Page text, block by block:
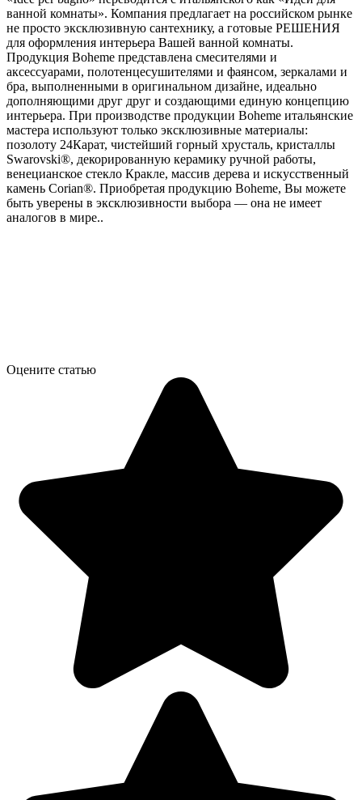
ванной комнаты». Компания предлагает на российском рынке
не просто эксклюзивную сантехнику, а готовые РЕШЕНИЯ
для оформления интерьера Вашей ванной комнаты.
Продукция Boheme представлена смесителями и
аксессуарами, полотенцесушителями и фаянсом, зеркалами и
бра, выполненными в оригинальном дизайне, идеально
дополняющими друг друг и создающими единую концепцию
интерьера. При производстве продукции Boheme итальянские
мастера используют только эксклюзивные материалы:
позолоту 24Карат, чистейший горный хрусталь, кристаллы
Swarovski®, декорированную керамику ручной работы,
венецианское стекло Кракле, массив дерева и искусственный
камень Corian®. Приобретая продукцию Boheme, Вы можете
быть уверены в эксклюзивности выбора — она не имеет
аналогов в мире..
Оцените статью